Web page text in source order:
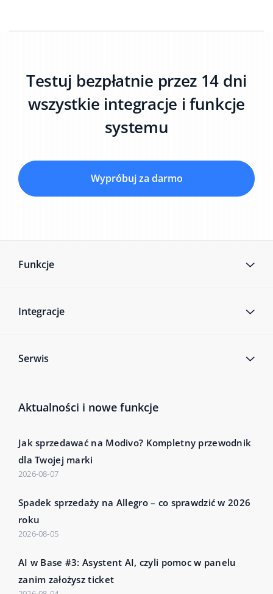
Testuj bezpłatnie przez 14 dni
wszystkie integracje i funkcje
systemu
Wypróbuj za darmo
Funkcje
Integracje
Serwis
Aktualności i nowe funkcje
Jak sprzedawać na Modivo? Kompletny przewodnik
dla Twojej marki
2026-08-07
Spadek sprzedaży na Allegro – co sprawdzić w 2026
roku
2026-08-05
AI w Base #3: Asystent AI, czyli pomoc w panelu
zanim założysz ticket